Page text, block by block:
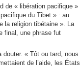
de « libération pacifique »
du Tibet » : au
la religion tibétaine ». La
final, une phrase fut
« Tôt ou tard, nous
de l’aide, les